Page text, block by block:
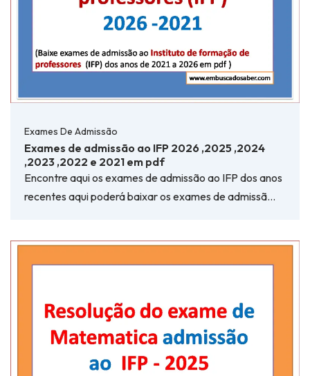
Exames De Admissão
Exames de admissão ao IFP 2026 ,2025 ,2024
,2023 ,2022 e 2021 em pdf
Encontre aqui os exames de admissão ao IFP dos anos
recentes aqui poderá baixar os exames de admissã…